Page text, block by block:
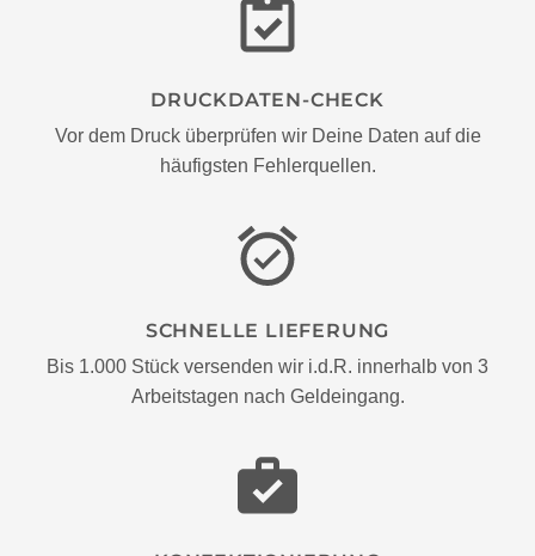
DRUCKDATEN-CHECK
Vor dem Druck überprüfen wir Deine Daten auf die
häufigsten Fehlerquellen.
SCHNELLE LIEFERUNG
Bis 1.000 Stück versenden wir i.d.R. innerhalb von 3
Arbeitstagen nach Geldeingang.